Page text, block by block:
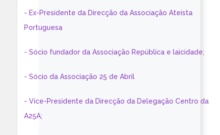
- Ex-Presidente da Direcção da Associação Ateísta
Portuguesa
- Sócio fundador da Associação República e laicidade;
- Sócio da Associação 25 de Abril
- Vice-Presidente da Direcção da Delegação Centro da
A25A;